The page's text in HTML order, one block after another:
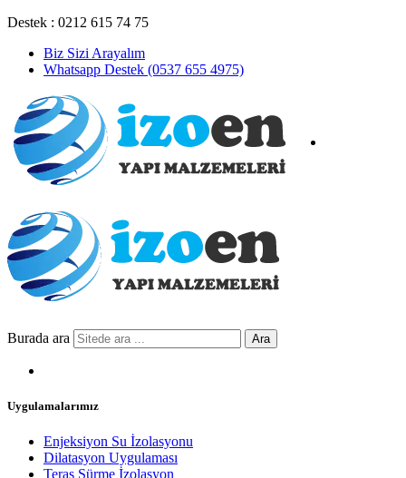
Destek : 0212 615 74 75
Biz Sizi Arayalım
Whatsapp Destek (0537 655 4975)
Burada ara Ara
Uygulamalarımız
Enjeksiyon Su İzolasyonu
Dilatasyon Uygulaması
Teras Sürme İzolasyon